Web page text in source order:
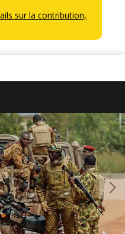
sur la contribution,